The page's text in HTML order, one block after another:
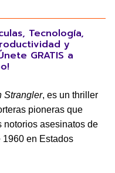
Tecnología,
y
GRATIS a
Strangler, es un thriller
pioneras que
notorios asesinatos de
1960 en Estados